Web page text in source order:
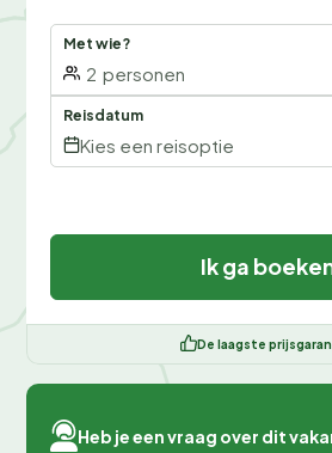
Met wie?
2 personen
Reisdatum
Kies een reisoptie
Ik ga
De laagste
Heb je een vraag over dit